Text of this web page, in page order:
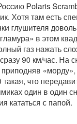
Polaris
Хотя там есть
глушителя
в этом
газ нажать
90 км/час. На
что
один в один
кататься с папой.